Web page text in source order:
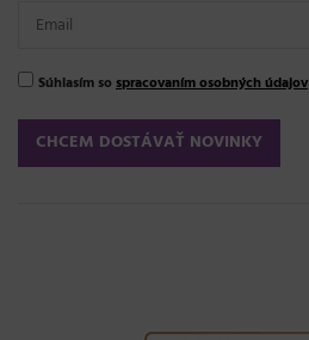
Súhlasím so spracovaním osobných údajov